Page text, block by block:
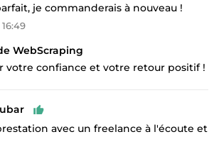
je commanderais à nouveau !
WebScraping
votre confiance et votre retour positif !
avec un freelance à l'écoute et